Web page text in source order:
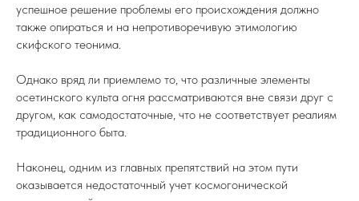
успешное решение проблемы его происхождения должно
также опираться и на непротиворечивую этимологию
скифского теонима.
Однако вряд ли приемлемо то, что различные элементы
осетинского культа огня рассматриваются вне связи друг с
другом, как самодостаточные, что не соответствует реалиям
традиционного быта.
Наконец, одним из главных препятствий на этом пути
оказывается недостаточный учет космогонической